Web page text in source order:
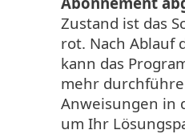
Zustand ist das
rot. Nach Ablauf
kann das
mehr
Anweisungen in
um Ihr